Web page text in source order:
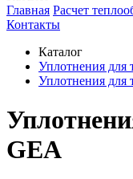
Главная Расчет
Контакты
Каталог
Уплотнения для
Уплотнения для
GEA